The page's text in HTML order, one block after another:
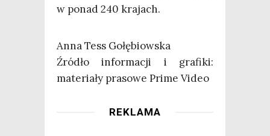
w ponad 240 krajach.
Anna Tess Gołę­biow­ska
Źró­dło infor­ma­cji i gra­fi­ki:
mate­ria­ły pra­so­we Pri­me Video
REKLAMA